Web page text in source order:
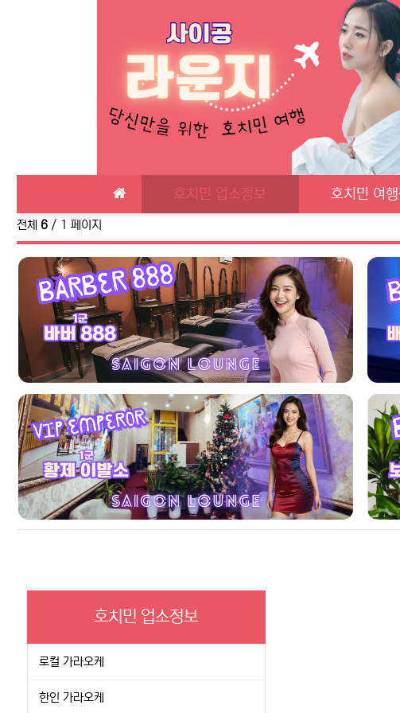
호치민 업소정보 호치민 여
전체 6 / 1 페이지
호치민 업소정보
로컬 가라오케
한인 가라오케